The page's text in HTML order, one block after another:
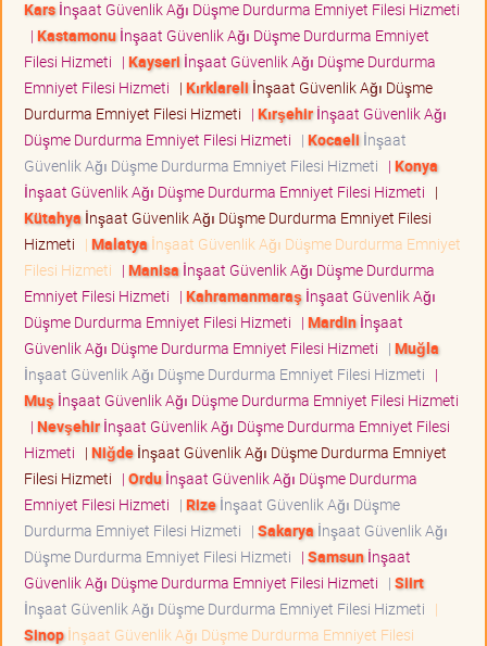
Karsİnşaat Güvenlik Ağı Düşme Durdurma Emniyet Filesi Hizmeti
| Kastamonuİnşaat Güvenlik Ağı Düşme Durdurma Emniyet
Filesi Hizmeti | Kayseri İnşaat Güvenlik Ağı Düşme Durdurma
Emniyet Filesi Hizmeti | Kırklareli İnşaat Güvenlik Ağı Düşme
Durdurma Emniyet Filesi Hizmeti | Kırşehirİnşaat Güvenlik Ağı
Düşme Durdurma Emniyet Filesi Hizmeti | Kocaeli İnşaat
Güvenlik Ağı Düşme Durdurma Emniyet Filesi Hizmeti | Konya
İnşaat Güvenlik Ağı Düşme Durdurma Emniyet Filesi Hizmeti |
Kütahya İnşaat Güvenlik Ağı Düşme Durdurma Emniyet Filesi
Hizmeti | Malatya İnşaat Güvenlik Ağı Düşme Durdurma Emniyet
Filesi Hizmeti | Manisa İnşaat Güvenlik Ağı Düşme Durdurma
Emniyet Filesi Hizmeti | Kahramanmaraş İnşaat Güvenlik Ağı
Düşme Durdurma Emniyet Filesi Hizmeti | Mardinİnşaat
Güvenlik Ağı Düşme Durdurma Emniyet Filesi Hizmeti | Muğla
İnşaat Güvenlik Ağı Düşme Durdurma Emniyet Filesi Hizmeti |
Muş İnşaat Güvenlik Ağı Düşme Durdurma Emniyet Filesi Hizmeti
| Nevşehirİnşaat Güvenlik Ağı Düşme Durdurma Emniyet Filesi
Hizmeti | Niğdeİnşaat Güvenlik Ağı Düşme Durdurma Emniyet
Filesi Hizmeti | Orduİnşaat Güvenlik Ağı Düşme Durdurma
Emniyet Filesi Hizmeti | Rizeİnşaat Güvenlik Ağı Düşme
Durdurma Emniyet Filesi Hizmeti | Sakarya İnşaat Güvenlik Ağı
Düşme Durdurma Emniyet Filesi Hizmeti | Samsunİnşaat
Güvenlik Ağı Düşme Durdurma Emniyet Filesi Hizmeti | Siirt
İnşaat Güvenlik Ağı Düşme Durdurma Emniyet Filesi Hizmeti |
Sinopİnşaat Güvenlik Ağı Düşme Durdurma Emniyet Filesi